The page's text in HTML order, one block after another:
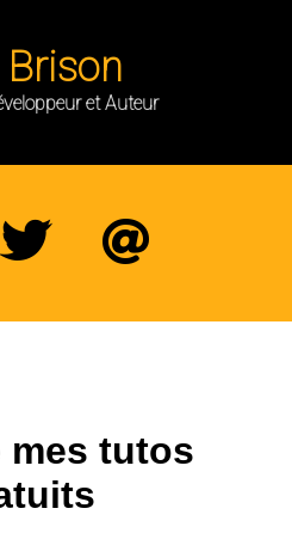
Brison
et Auteur
mes tutos